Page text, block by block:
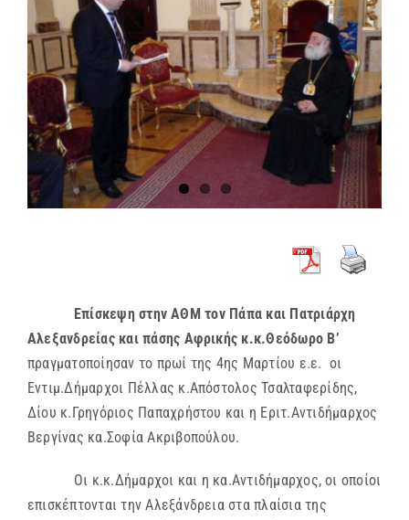
ΕΝΗΜΕΡΩΣΗ
ΣΥΝΔΕΣΕΙΣ
Επίσκεψη στην ΑΘΜ τον Πάπα και Πατριάρχη
Αλεξανδρείας και πάσης Αφρικής κ.κ.Θεόδωρο Β’
πραγματοποίησαν το πρωί της 4ης Μαρτίου ε.ε. οι
Εντιμ.Δήμαρχοι Πέλλας κ.Απόστολος Τσαλταφερίδης,
Δίου κ.Γρηγόριος Παπαχρήστου και η Εριτ.Αντιδήμαρχος
Βεργίνας κα.Σοφία Ακριβοπούλου.
Οι κ.κ.Δήμαρχοι και η κα.Αντιδήμαρχος, οι οποίοι
επισκέπτονται την Αλεξάνδρεια στα πλαίσια της